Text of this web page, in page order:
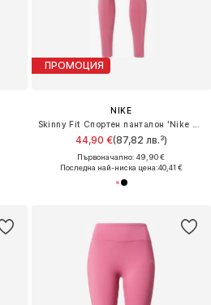
ПРОМОЦИЯ
NIKE
44,90 €(87,82 лв.³)
Първоначално: 49,90 €
Последна най-ниска цена:40,41 €